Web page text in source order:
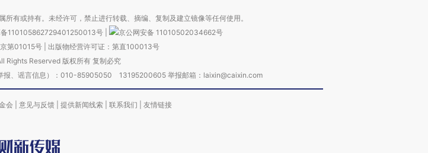
有或持有。未经许可，禁止进行转载、摘编、复制及建立镜像等任何使用。
备110105862729401250013号
京公网安备 11010502034662号
第01015号| 出版物经营许可证：第直100013号
Rights Reserved 版权所有 复制必究
报、谣言信息）：010-85905050 13195200605 举报邮箱：laixin@caixin.com
会 意见与反馈 提供新闻线索 联系我们 友情链接